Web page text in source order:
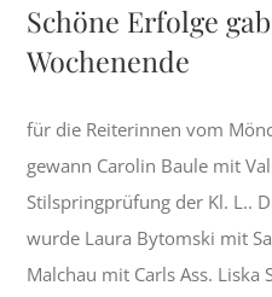
Schöne Erfolge
Wochenende
für die Reiterinnen vom
gewann Carolin Baule mit
Stilspringprüfung der Kl. L..
wurde Laura Bytomski mit
Malchau mit Carls Ass. Liska